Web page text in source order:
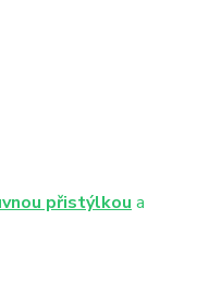
přistýlkou a